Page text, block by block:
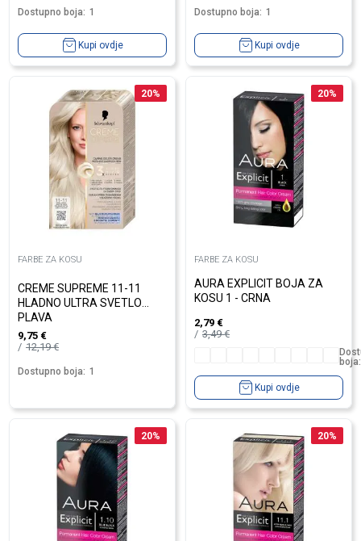
Dostupno boja: 1
Kupi ovdje
Dostupno boja: 1
Kupi ovdje
20%
FARBE ZA KOSU
CREME SUPREME 11-11
HLADNO ULTRA SVETLO
PLAVA
9,75 €
12,19€
Dostupno boja: 1
20%
FARBE ZA KOSU
AURA EXPLICIT BOJA ZA
KOSU 1 - CRNA
2,79 €
3,49€
boja:
Kupi ovdje
20% 20%